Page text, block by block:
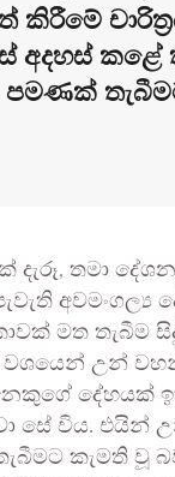
කිරීමේ
අදහස් කළේ
තමා
අවමංගල්‍ය
මත තැබීම
වශයෙන් උන්
දේහයක්
සේ විය. එයින්
කැමති වූ